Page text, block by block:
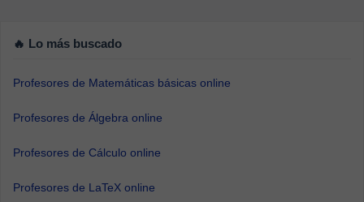
🔥 Lo más buscado
Profesores de Matemáticas básicas online
Profesores de Álgebra online
Profesores de Cálculo online
Profesores de LaTeX online